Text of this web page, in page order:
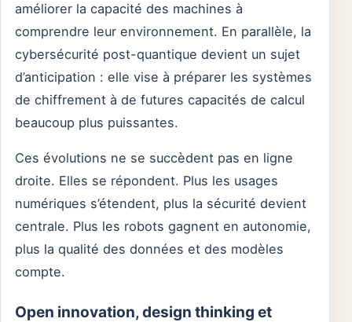
améliorer la capacité des machines à
comprendre leur environnement. En parallèle, la
cybersécurité post-quantique devient un sujet
d’anticipation : elle vise à préparer les systèmes
de chiffrement à de futures capacités de calcul
beaucoup plus puissantes.
Ces évolutions ne se succèdent pas en ligne
droite. Elles se répondent. Plus les usages
numériques s’étendent, plus la sécurité devient
centrale. Plus les robots gagnent en autonomie,
plus la qualité des données et des modèles
compte.
Open innovation, design thinking et